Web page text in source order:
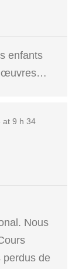
enfants
œuvres…
at 9 h 34
Nous
perdus de